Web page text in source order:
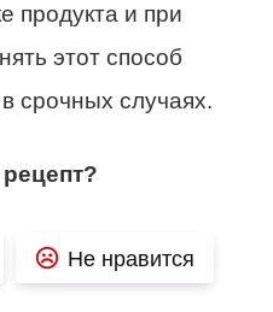
продукта и при
этот способ
срочных случаях.
Не нравится